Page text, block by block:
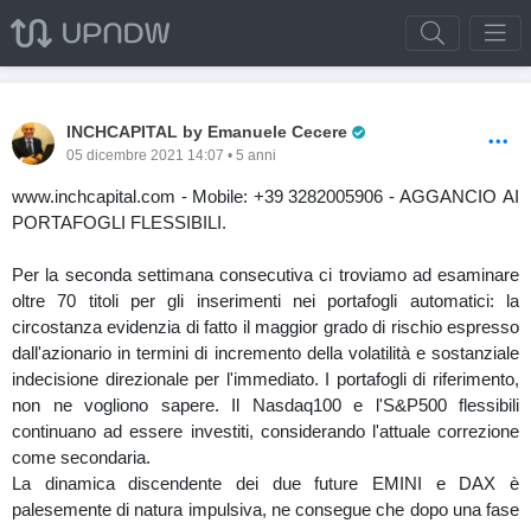
INCHCAPITAL by Emanuele Cecere
05 dicembre 2021 14:07 • 5 anni
www.inchcapital.com - Mobile: +39 3282005906 - AGGANCIO AI
PORTAFOGLI FLESSIBILI.
Per la seconda settimana consecutiva ci troviamo ad esaminare
oltre 70 titoli per gli inserimenti nei portafogli automatici: la
circostanza evidenzia di fatto il maggior grado di rischio espresso
dall'azionario in termini di incremento della volatilità e sostanziale
indecisione direzionale per l'immediato. I portafogli di riferimento,
non ne vogliono sapere. Il Nasdaq100 e l'S&P500 flessibili
continuano ad essere investiti, considerando l'attuale correzione
come secondaria.
La dinamica discendente dei due future EMINI e DAX è
palesemente di natura impulsiva, ne consegue che dopo una fase